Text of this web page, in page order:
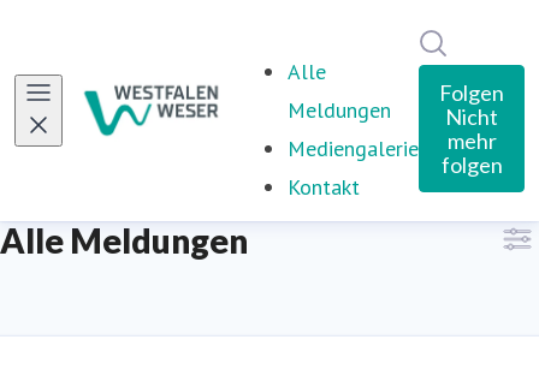
Alle
Meldungen (current)
Mediengalerie
Kontakt
Folgen
Nicht
mehr
folgen
Alle Meldungen